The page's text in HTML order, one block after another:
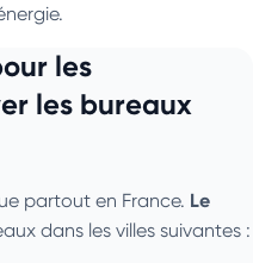
les
les bureaux
partout en France. Le
dans les villes suivantes :